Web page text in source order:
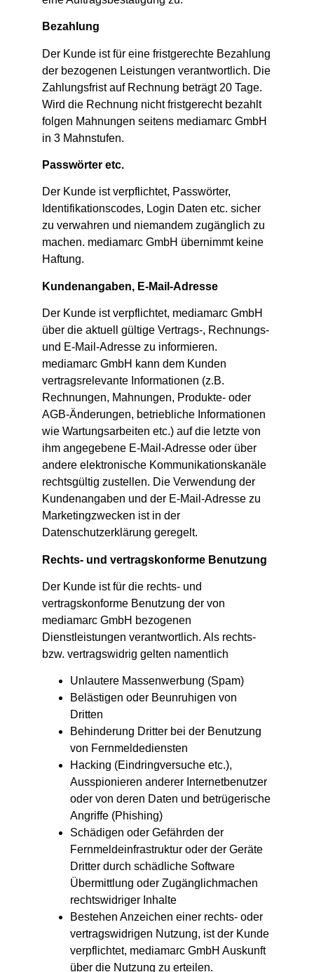
Bezahlung
Der Kunde ist für eine fristgerechte Bezahlung
der bezogenen Leistungen verantwortlich. Die
Zahlungsfrist auf Rechnung beträgt 20 Tage.
Wird die Rechnung nicht fristgerecht bezahlt
folgen Mahnungen seitens mediamarc GmbH
in 3 Mahnstufen.
Passwörter etc.
Der Kunde ist verpflichtet, Passwörter,
Identifikationscodes, Login Daten etc. sicher
zu verwahren und niemandem zugänglich zu
machen. mediamarc GmbH übernimmt keine
Haftung.
Kundenangaben, E-Mail-Adresse
Der Kunde ist verpflichtet, mediamarc GmbH
über die aktuell gültige Vertrags-, Rechnungs-
und E-Mail-Adresse zu informieren.
mediamarc GmbH kann dem Kunden
vertragsrelevante Informationen (z.B.
Rechnungen, Mahnungen, Produkte- oder
AGB-Änderungen, betriebliche Informationen
wie Wartungsarbeiten etc.) auf die letzte von
ihm angegebene E-Mail-Adresse oder über
andere elektronische Kommunikationskanäle
rechtsgültig zustellen. Die Verwendung der
Kundenangaben und der E-Mail-Adresse zu
Marketingzwecken ist in der
Datenschutzerklärung geregelt.
Rechts- und vertragskonforme Benutzung
Der Kunde ist für die rechts- und
vertragskonforme Benutzung der von
mediamarc GmbH bezogenen
Dienstleistungen verantwortlich. Als rechts-
bzw. vertragswidrig gelten namentlich
Unlautere Massenwerbung (Spam)
Belästigen oder Beunruhigen von
Dritten
Behinderung Dritter bei der Benutzung
von Fernmeldediensten
Hacking (Eindringversuche etc.),
Ausspionieren anderer Internetbenutzer
oder von deren Daten und betrügerische
Angriffe (Phishing)
Schädigen oder Gefährden der
Fernmeldeinfrastruktur oder der Geräte
Dritter durch schädliche Software
Übermittlung oder Zugänglichmachen
rechtswidriger Inhalte
Bestehen Anzeichen einer rechts- oder
vertragswidrigen Nutzung, ist der Kunde
verpflichtet, mediamarc GmbH Auskunft
über die Nutzung zu erteilen.